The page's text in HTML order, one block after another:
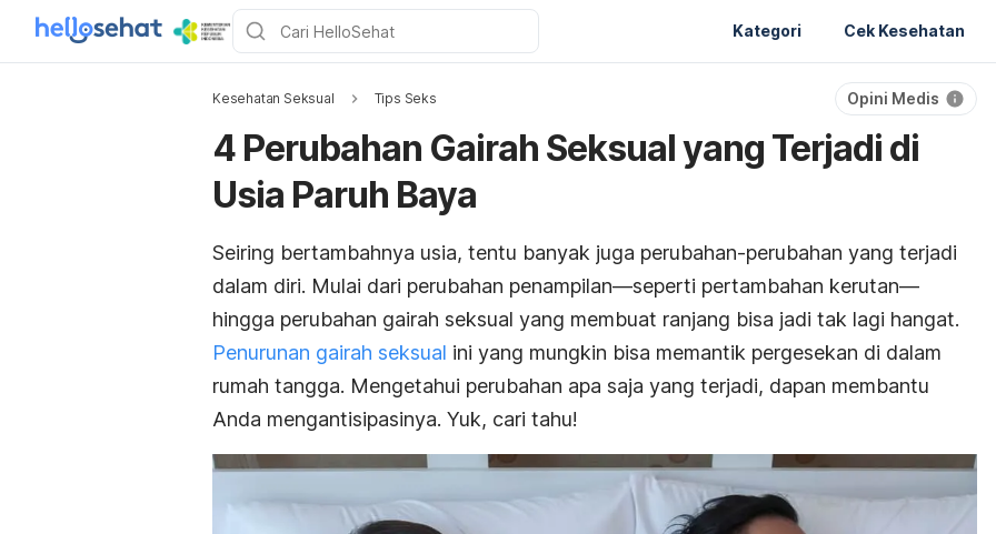
Kategori Cek Kesehatan
Kesehatan Seksual Tips Seks Opini Medis
4 Perubahan Gairah Seksual yang Terjadi di
Usia Paruh Baya
Seiring bertambahnya usia, tentu banyak juga perubahan-perubahan yang terjadi
dalam diri. Mulai dari perubahan penampilan—seperti pertambahan kerutan—
hingga perubahan gairah seksual yang membuat ranjang bisa jadi tak lagi hangat.
Penurunan gairah seksual ini yang mungkin bisa memantik pergesekan di dalam
rumah tangga. Mengetahui perubahan apa saja yang terjadi, dapan membantu
Anda mengantisipasinya. Yuk, cari tahu!